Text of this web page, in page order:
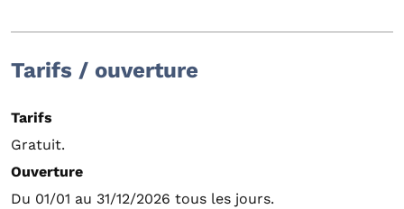
Tarifs / ouverture
Tarifs
Gratuit.
Ouverture
Du 01/01 au 31/12/2026 tous les jours.